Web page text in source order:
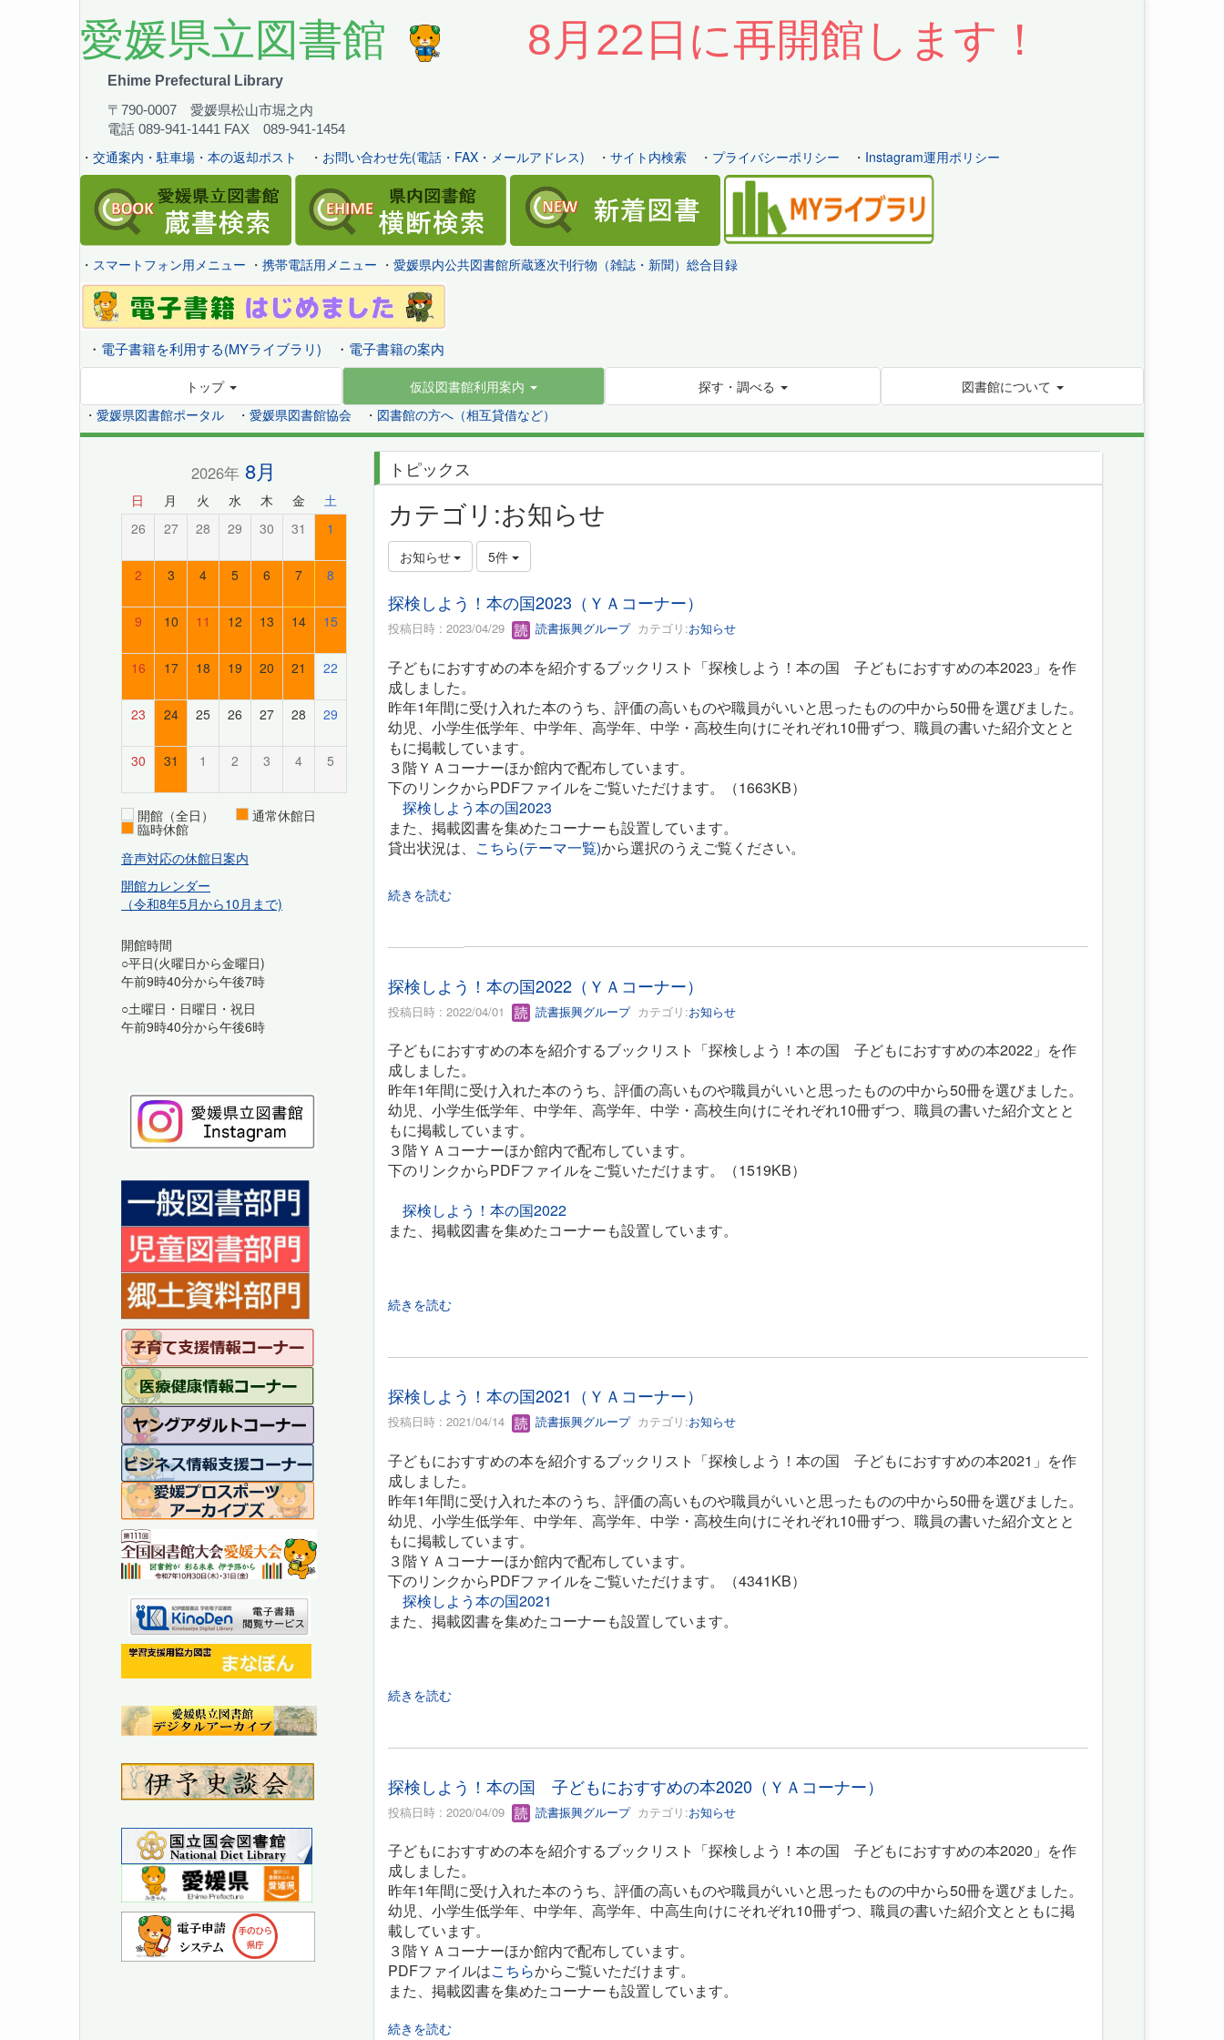
愛媛県立図書館 8月22日に再開館します！
Ehime Prefectural Library
〒790-0007 愛媛県松山市堀之内
電話 089-941-1441 FAX 089-941-1454
・ 交通案内・駐車場・本の返却ポスト ・ お問い合わせ先(電話・FAX・メールアドレス) ・ サイト内検索 ・ プライバシーポリシー ・ Instagram運用ポリシー
・ スマートフォン用メニュー ・ 携帯電話用メニュー ・ 愛媛県内公共図書館所蔵逐次刊行物（雑誌・新聞）総合目録
・ 電子書籍を利用する(MYライブラリ) ・ 電子書籍の案内
トップ 仮設図書館利用案内 探す・調べる
図書館について
・ 愛媛県図書館ポータル ・ 愛媛県図書館協会 ・ 図書館の方へ（相互貸借など）
トピックス
カテゴリ:お知らせ
お知らせ 5件
探検しよう！本の国2023（ＹＡコーナー）
投稿日時 : 2023/04/29 読書振興グループカテゴリ:お知らせ
子どもにおすすめの本を紹介するブックリスト「探検しよう！本の国 子どもにおすすめの本2023」を作
成しました。
昨年1年間に受け入れた本のうち、評価の高いものや職員がいいと思ったものの中から50冊を選びました。
幼児、小学生低学年、中学年、高学年、中学・高校生向けにそれぞれ10冊ずつ、職員の書いた紹介文とと
もに掲載しています。
３階ＹＡコーナーほか館内で配布しています。
下のリンクからPDFファイルをご覧いただけます。（1663KB）
探検しよう本の国2023
また、掲載図書を集めたコーナーも設置しています。
貸出状況は、 こちら(テーマ一覧)から選択のうえご覧ください。
続きを読む
探検しよう！本の国2022（ＹＡコーナー）
投稿日時 : 2022/04/01 読書振興グループカテゴリ:お知らせ
子どもにおすすめの本を紹介するブックリスト「探検しよう！本の国 子どもにおすすめの本2022」を作
成しました。
昨年1年間に受け入れた本のうち、評価の高いものや職員がいいと思ったものの中から50冊を選びました。
幼児、小学生低学年、中学年、高学年、中学・高校生向けにそれぞれ10冊ずつ、職員の書いた紹介文とと
もに掲載しています。
３階ＹＡコーナーほか館内で配布しています。
下のリンクからPDFファイルをご覧いただけます。（1519KB）
探検しよう！本の国2022
また、掲載図書を集めたコーナーも設置しています。
続きを読む
探検しよう！本の国2021（ＹＡコーナー）
投稿日時 : 2021/04/14 読書振興グループカテゴリ:お知らせ
子どもにおすすめの本を紹介するブックリスト「探検しよう！本の国 子どもにおすすめの本2021」を作
成しました。
昨年1年間に受け入れた本のうち、評価の高いものや職員がいいと思ったものの中から50冊を選びました。
幼児、小学生低学年、中学年、高学年、中学・高校生向けにそれぞれ10冊ずつ、職員の書いた紹介文とと
もに掲載しています。
３階ＹＡコーナーほか館内で配布しています。
下のリンクからPDFファイルをご覧いただけます。（4341KB）
探検しよう本の国2021
また、掲載図書を集めたコーナーも設置しています。
続きを読む
探検しよう！本の国 子どもにおすすめの本2020（ＹＡコーナー）
投稿日時 : 2020/04/09 読書振興グループカテゴリ:お知らせ
子どもにおすすめの本を紹介するブックリスト「探検しよう！本の国 子どもにおすすめの本2020」を作
成しました。
昨年1年間に受け入れた本のうち、評価の高いものや職員がいいと思ったものの中から50冊を選びました。
幼児、小学生低学年、中学年、高学年、中高生向けにそれぞれ10冊ずつ、職員の書いた紹介文とともに掲
載しています。
３階ＹＡコーナーほか館内で配布しています。
PDFファイルはこちらからご覧いただけます。
また、掲載図書を集めたコーナーも設置しています。
続きを読む
2026年 8月
日 月 火 水 木 金 土
26 27 28 29 30 31 1
2 3 4 5 6 7 8
9 10 11 12 13 14 15
16 17 18 19 20 21 22
23 24 25 26 27 28 29
30 31 1 2 3 4 5
開館（全日） 通常休館日
臨時休館
音声対応の休館日案内
開館カレンダー
（令和8年5月から10月まで)
開館時間
○平日(火曜日から金曜日)
午前9時40分から午後7時
○土曜日・日曜日・祝日
午前9時40分から午後6時